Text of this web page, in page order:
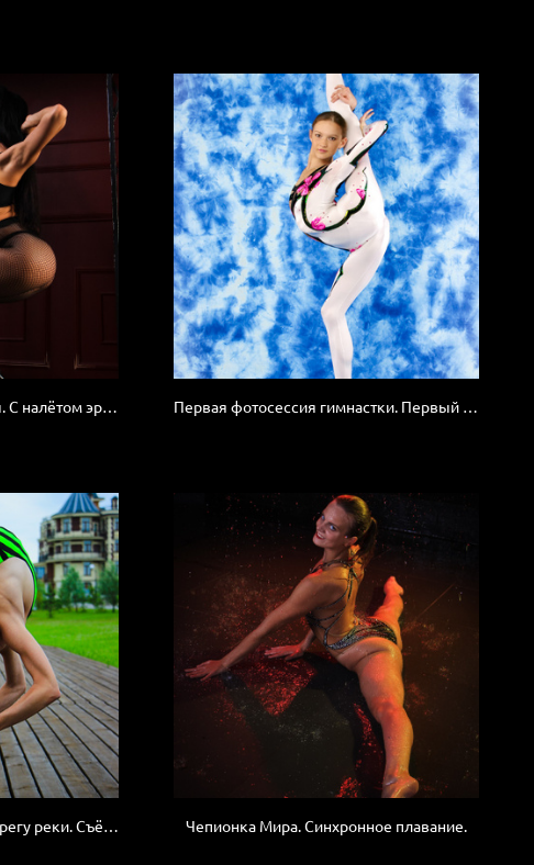
Частная съёмка балерины. С налётом эротики. Первая фотосессия гимнастки. Первый опыт позирования.
Акробатка позирует на берегу реки. Съёмка с элементами на гибкость. Чепионка Мира. Синхронное плавание.